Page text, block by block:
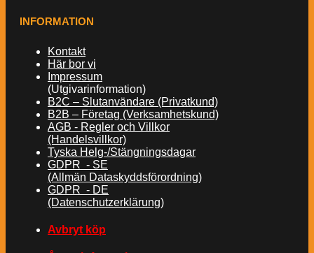
INFORMATION
Kontakt
Här bor vi
Impressum
(Utgivarinformation)
B2C – Slutanvändare (Privatkund)
B2B – Företag (Verksamhetskund)
AGB - Regler och Villkor
(Handelsvillkor)
Tyska Helg-/Stängningsdagar
GDPR - SE
(Allmän Dataskyddsförordning)
GDPR - DE
(Datenschutzerklärung)
Avbryt köp